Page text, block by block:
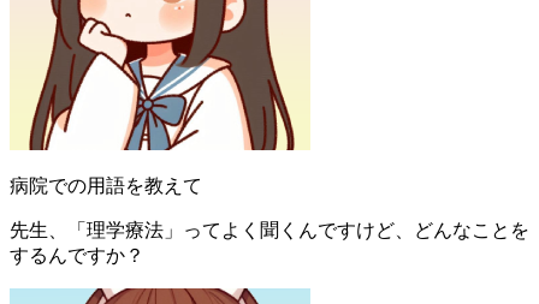
病院での用語を教えて
先生、「理学療法」ってよく聞くんですけど、どんなことを
するんですか？